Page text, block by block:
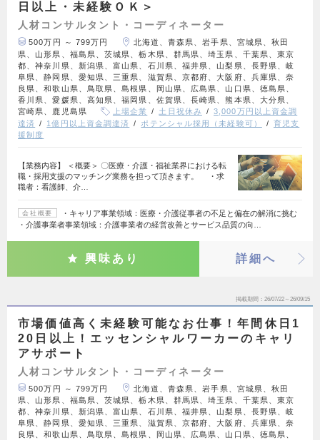
日以上・未経験ＯＫ＞
人材コンサルタント・コーディネーター
500万円 ～ 799万円
北海道、青森県、岩手県、宮城県、秋田
県、山形県、福島県、茨城県、栃木県、群馬県、埼玉県、千葉県、東京
都、神奈川県、新潟県、富山県、石川県、福井県、山梨県、長野県、岐
阜県、静岡県、愛知県、三重県、滋賀県、京都府、大阪府、兵庫県、奈
良県、和歌山県、鳥取県、島根県、岡山県、広島県、山口県、徳島県、
香川県、愛媛県、高知県、福岡県、佐賀県、長崎県、熊本県、大分県、
宮崎県、鹿児島県
上場企業 土日祝休み
3,000万円以上資金調
達済
1億円以上資金調達済 ポテンシャル採用（未経験可）
育児支
援制度
【業務内容】 ＜概要＞ 〇医療・介護・福祉業界における転
職・採用支援のマッチング業務を担って頂きます。 ・求
職者：看護師、介…
会社概要
・キャリア事業領域：医療・介護従事者の不足と偏在の解消に挑む
・介護事業者事業領域：介護事業者の経営改善とサービス品質の向…
興味あり 詳細へ
掲載期間 26/07/22～26/09/15
市場価値高く未経験可能なお仕事！年間休日1
20日以上！エッセンシャルワーカーのキャリ
アサポート
人材コンサルタント・コーディネーター
500万円 ～ 799万円
北海道、青森県、岩手県、宮城県、秋田
県、山形県、福島県、茨城県、栃木県、群馬県、埼玉県、千葉県、東京
都、神奈川県、新潟県、富山県、石川県、福井県、山梨県、長野県、岐
阜県、静岡県、愛知県、三重県、滋賀県、京都府、大阪府、兵庫県、奈
良県、和歌山県、鳥取県、島根県、岡山県、広島県、山口県、徳島県、